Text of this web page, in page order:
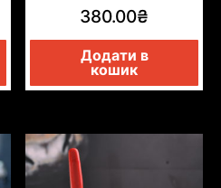
380.00₴
Додати в
кошик